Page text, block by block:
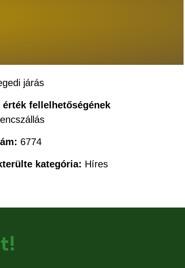
járás
érték fellelhetőségének
6774
kategória: Híres